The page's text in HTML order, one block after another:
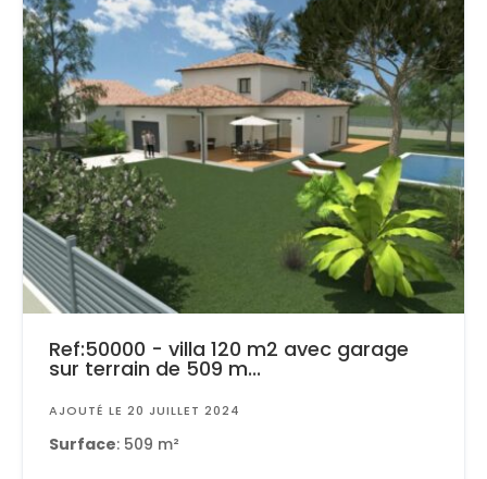
Ref:50000 - villa 120 m2 avec garage
sur terrain de 509 m...
AJOUTÉ LE 20 JUILLET 2024
Surface: 509 m²